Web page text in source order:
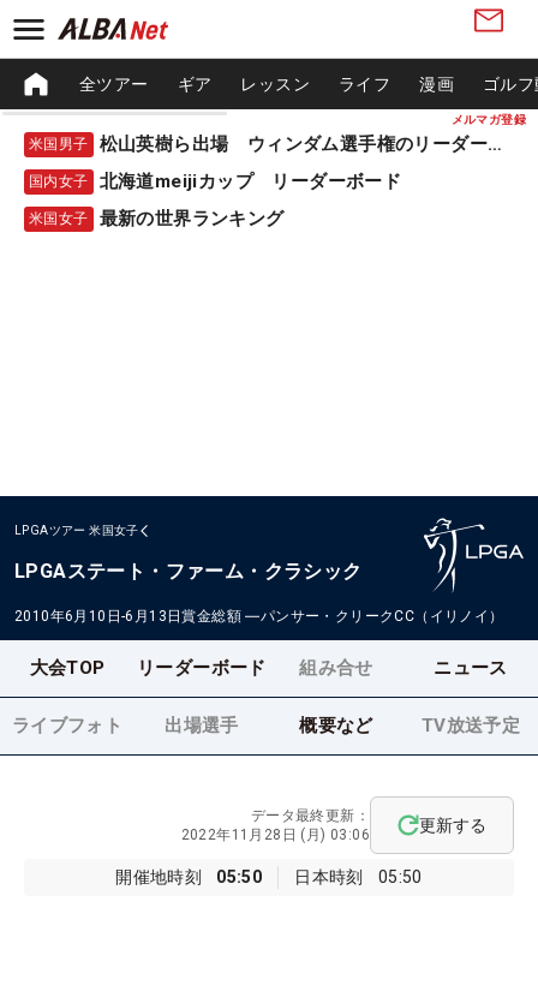
メルマガ登録
全ツアー ギア レッスン ライフ 漫画 ゴル
米国男子 松山英樹ら出場 ウィンダム選手権のリーダーボード
国内女子 北海道meijiカップ リーダーボード
米国女子 最新の世界ランキング
LPGAツアー 米国女子
LPGAステート・ファーム・クラシック
2010年6月10日-6月13日賞金総額 ―パンサー・クリークCC（イリノイ）
大会TOP リーダーボード 組み合せ ニュース
ライブフォト 出場選手 概要など TV放送予定
開催地時刻 05:50 日本時刻 05:50
データ最終更新：
2022年11月28日 (月) 03:06
更新する